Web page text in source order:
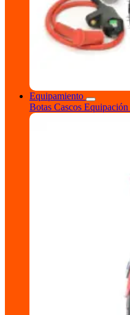
Equipamiento
Botas Cascos Equipación